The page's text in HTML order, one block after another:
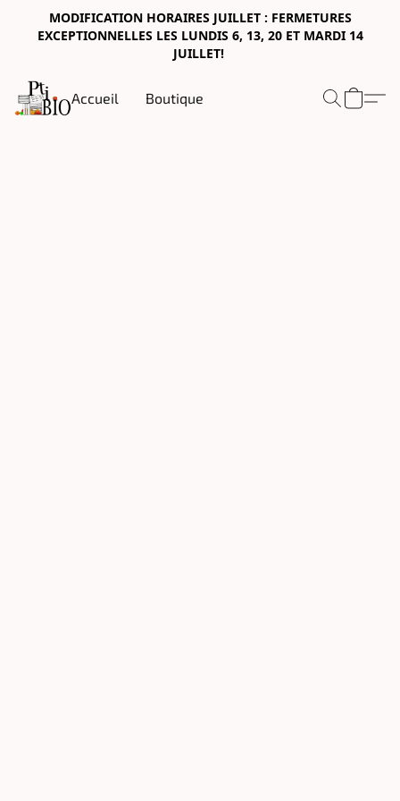
MODIFICATION HORAIRES JUILLET : FERMETURES
EXCEPTIONNELLES LES LUNDIS 6, 13, 20 ET MARDI 14
JUILLET!
Accueil Boutique